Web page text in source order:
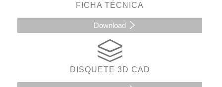
FICHA TÉCNICA
Download
DISQUETE 3D CAD